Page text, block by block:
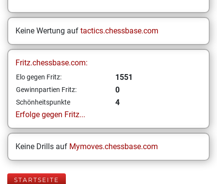
Keine Wertung auf tactics.chessbase.com
Fritz.chessbase.com:
Elo gegen Fritz: 1551
Gewinnpartien Fritz: 0
Schönheitspunkte
4
Erfolge gegen Fritz...
Keine Drills auf Mymoves.chessbase.com
STARTSEITE